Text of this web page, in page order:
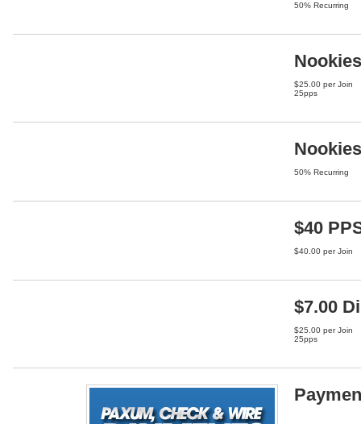
50% Recurring
$25.00 per Join
25pps
50% Recurring
$40
$40.00 per Join
$7.00
$25.00 per Join
25pps